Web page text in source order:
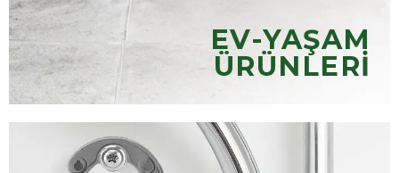
EV-YAŞAM
ÜRÜNLERİ